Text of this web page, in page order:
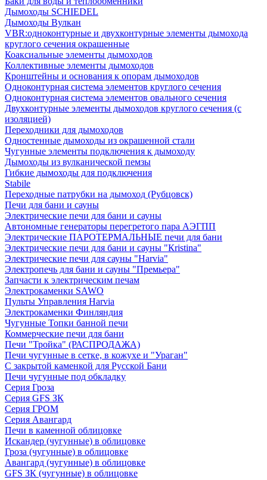
Дымоходы SCHIEDEL
Дымоходы Вулкан
VBR:одноконтурные и двухконтурные элементы дымохода
круглого сечения окрашенные
Коаксиальные элементы дымоходов
Коллективные элементы дымоходов
Кронштейны и основания к опорам дымоходов
Одноконтурная система элементов круглого сечения
Одноконтурная система элементов овального сечения
Двухконтурные элементы дымоходов круглого сечения (с
изоляцией)
Переходники для дымоходов
Одностенные дымоходы из окрашенной стали
Чугунные элементы подключения к дымоходу
Дымоходы из вулканической пемзы
Гибкие дымоходы для подключения
Stabile
Переходные патрубки на дымоход (Рубцовск)
Печи для бани и сауны
Электрические печи для бани и сауны
Автономные генераторы перегретого пара АЭГПП
Электрические ПАРОТЕРМАЛЬНЫЕ печи для бани
Электрические печи для бани и сауны "Кristina"
Электрические печи для сауны "Harvia"
Электропечь для бани и сауны "Премьера"
Запчасти к электрическим печам
Электрокаменки SAWO
Пульты Управления Harvia
Электрокаменки Финляндия
Чугунные Топки банной печи
Коммерческие печи для бани
Печи "Тройка" (РАСПРОДАЖА)
Печи чугунные в сетке, в кожухе и "Ураган"
С закрытой каменкой для Русской Бани
Печи чугунные под обкладку
Серия Гроза
Серия GFS ЗК
Серия ГРОМ
Серия Авангард
Печи в каменной облицовке
Искандер (чугунные) в облицовке
Гроза (чугунные) в облицовке
Авангард (чугунные) в облицовке
GFS ЗК (чугунные) в облицовке